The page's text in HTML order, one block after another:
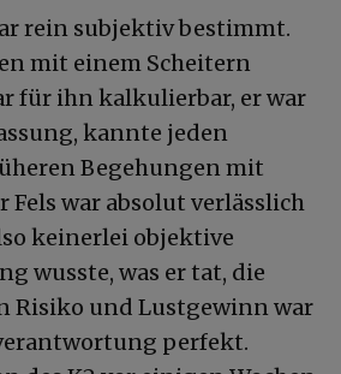
rein subjektiv bestimmt.
mit einem Scheitern
für ihn kalkulierbar, er war
kannte jeden
Begehungen mit
Fels war absolut verlässlich
keinerlei objektive
wusste, was er tat, die
Risiko und Lustgewinn war
perfekt.